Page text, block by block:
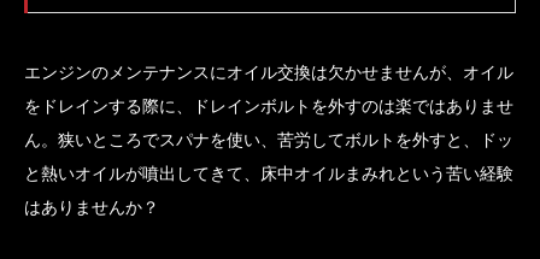
エンジンのメンテナンスにオイル交換は欠かせませんが、オイル
をドレインする際に、ドレインボルトを外すのは楽ではありませ
ん。狭いところでスパナを使い、苦労してボルトを外すと、ドッ
と熱いオイルが噴出してきて、床中オイルまみれという苦い経験
はありませんか？